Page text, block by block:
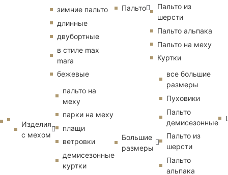
зимние пальто
длинные
двубортные
в стиле max
mara
бежевые
Изделия
с мехом
пальто на
меху
парки на меху
плащи
ветровки
демисезонные
куртки
Пальто
Пальто из
шерсти
Пальто альпака
Пальто на меху
Куртки
Большие
размеры
все большие
размеры
Пуховики
Пальто
демисезонные
Пальто из
шерсти
Пальто
альпака